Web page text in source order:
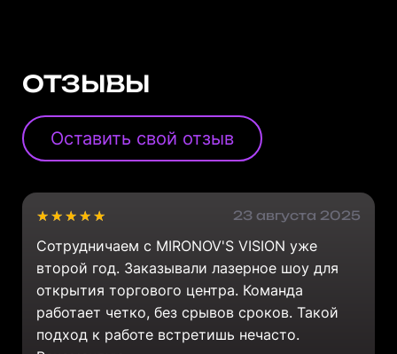
ОТЗЫВЫ
Оставить свой отзыв
23 августа 2025
Сотрудничаем с MIRONOV'S VISION уже
второй год. Заказывали лазерное шоу для
открытия торгового центра. Команда
работает четко, без срывов сроков. Такой
подход к работе встретишь нечасто.